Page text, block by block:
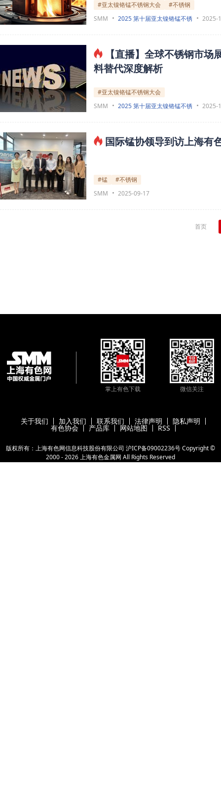
#亚太镍铬锰不锈钢大会
#不锈钢
SMM
2025 第十届亚太镍铬锰不锈 2025-
【直播】全球不锈钢市
料替代深度解析
#亚太镍铬锰不锈钢大会
SMM
2025 第十届亚太镍铬锰不锈 2025-
国际锰协领导到访上海有
#锰
#不锈钢
SMM
2025-09-17
首页
掌上有色下载 微信关注
关于我们 加入我们 联系我们 法律声明 隐私声明
有色协会 产品库 网站地图 RSS
版权所有：上海有色网信息科技股份有限公司 沪ICP备09002236号Copyright ©
2000 -2026上海有色金属网 All Rights Reserved